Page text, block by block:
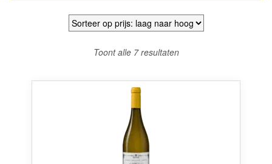
Toont alle 7 resultatenGesorteerd
prijs: